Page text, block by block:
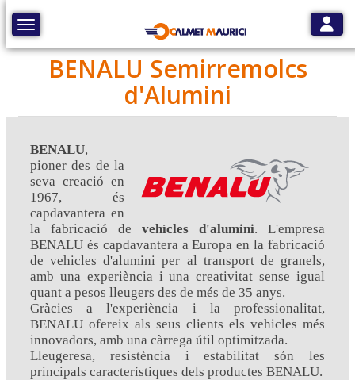
Toggle navigation
BENALU Semirremolcs
d'Alumini
BENALU,
pioner des de la
seva creació en
1967, és
capdavantera en
la fabricació de vehícles d'alumini. L'empresa
BENALU és capdavantera a Europa en la fabricació
de vehicles d'alumini per al transport de granels,
amb una experiència i una creativitat sense igual
quant a pesos lleugers des de més de 35 anys.
Gràcies a l'experiència i la professionalitat,
BENALU ofereix als seus clients els vehicles més
innovadors, amb una càrrega útil optimitzada.
Lleugeresa, resistència i estabilitat són les
principals característiques dels productes BENALU.